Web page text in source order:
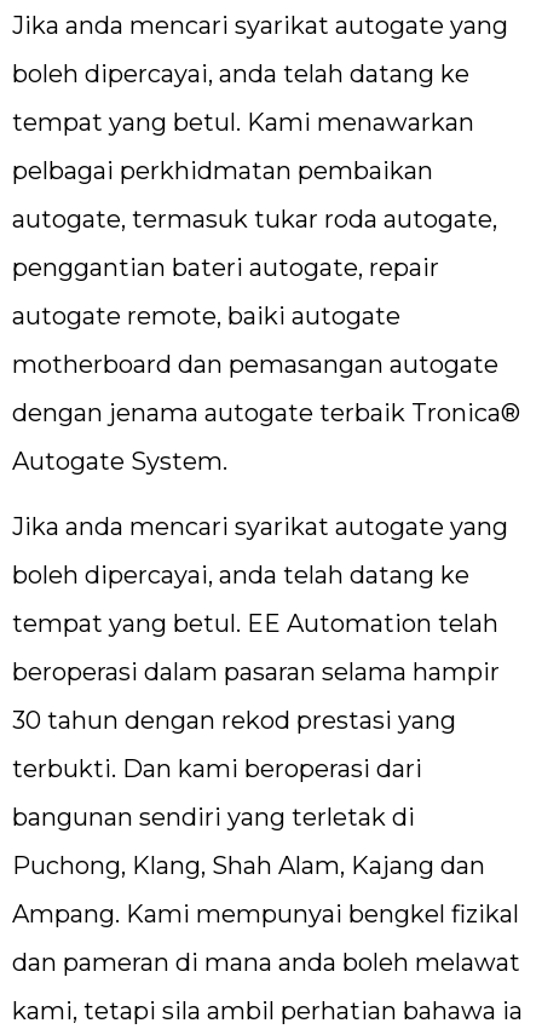
Jika anda mencari syarikat autogate yang
boleh dipercayai, anda telah datang ke
tempat yang betul. Kami menawarkan
pelbagai perkhidmatan pembaikan
autogate, termasuk tukar roda autogate,
penggantian bateri autogate, repair
autogate remote, baiki autogate
motherboard dan pemasangan autogate
dengan jenama autogate terbaik Tronica®
Autogate System.
Jika anda mencari syarikat autogate yang
boleh dipercayai, anda telah datang ke
tempat yang betul. EE Automation telah
beroperasi dalam pasaran selama hampir
30 tahun dengan rekod prestasi yang
terbukti. Dan kami beroperasi dari
bangunan sendiri yang terletak di
Puchong, Klang, Shah Alam, Kajang dan
Ampang. Kami mempunyai bengkel fizikal
dan pameran di mana anda boleh melawat
kami, tetapi sila ambil perhatian bahawa ia